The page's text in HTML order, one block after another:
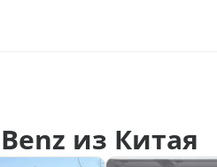
из Китая